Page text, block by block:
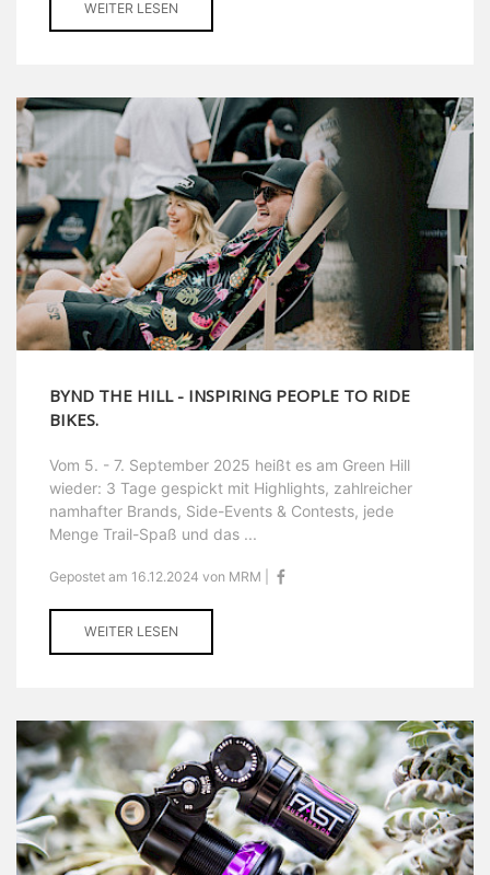
WEITER LESEN
BYND THE HILL - INSPIRING PEOPLE TO RIDE
BIKES.
Vom 5. - 7. September 2025 heißt es am Green Hill
wieder: 3 Tage gespickt mit Highlights, zahlreicher
namhafter Brands, Side-Events & Contests, jede
Menge Trail-Spaß und das ...
Gepostet am 16.12.2024 von MRM |
WEITER LESEN